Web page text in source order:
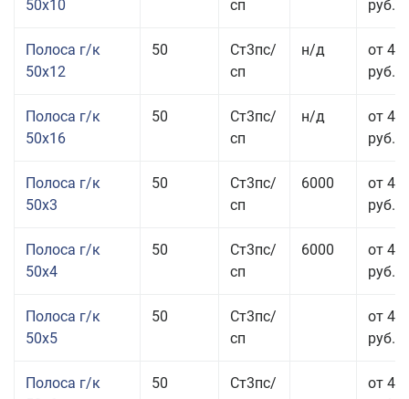
50x10
сп
руб.
Полоса г/к
50x12
50
Ст3пс/
сп
н/д
от 43
руб.
Полоса г/к
50x16
50
Ст3пс/
сп
н/д
от 49
руб.
Полоса г/к
50x3
50
Ст3пс/
сп
6000
от 47
руб.
Полоса г/к
50x4
50
Ст3пс/
сп
6000
от 45
руб.
Полоса г/к
50x5
50
Ст3пс/
сп
от 43
руб.
Полоса г/к
50
Ст3пс/
от 42